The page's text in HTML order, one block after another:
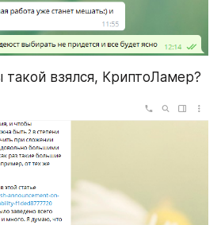
взялся, КриптоЛамер?